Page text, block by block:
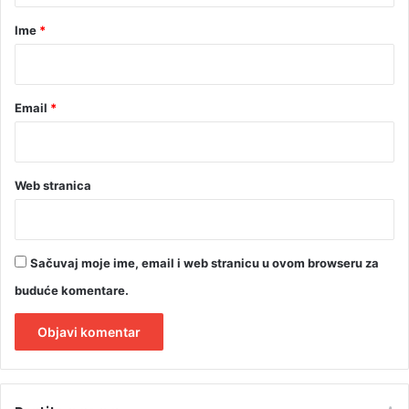
j
u
rIme *
Email *
Web stranica
Sačuvaj moje ime, email i web stranicu u ovom browseru za
buduće komentare.